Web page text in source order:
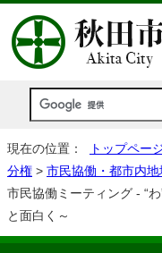
現在の位置： トップペー
分権 > 市民協働・都市内
市民協働ミーティング - “
と面白く～